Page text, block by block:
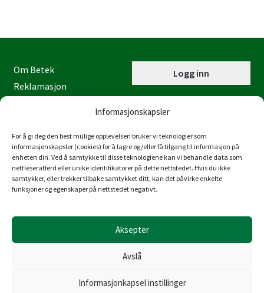
Informasjonskapsler
For å gi deg den best mulige opplevelsen bruker vi teknologier som
informasjonskapsler (cookies) for å lagre og/eller få tilgang til informasjon på
enheten din. Ved å samtykke til disse teknologiene kan vi behandle data som
nettleseratferd eller unike identifikatorer på dette nettstedet. Hvis du ikke
samtykker, eller trekker tilbake samtykket ditt, kan det påvirke enkelte
funksjoner og egenskaper på nettstedet negativt.
Aksepter
Avslå
Informasjonkapsel instillinger
Logg inn
Juraveien 4
4636 Kristiansand
Tlf: 38 53 15 00
Org.nr.: 980 832 481
Om Betek
Reklamasjon
Personvernerklæring
Åpenhetsloven
© Copyright Betek Norge AS 2026